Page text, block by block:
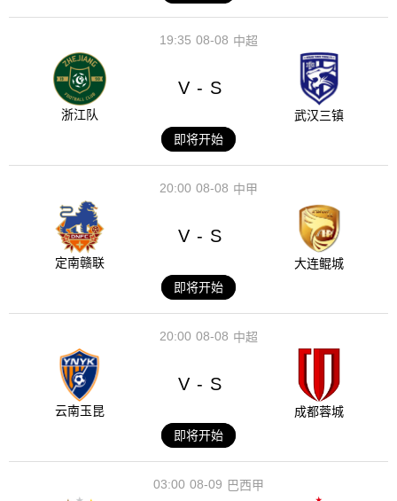
08-08
19:35 中超
浙江队
V - S
武汉三镇
即将开始
08-08
20:00 中甲
定南赣联
V - S
大连鲲城
即将开始
08-08
20:00 中超
云南玉昆
V - S
成都蓉城
即将开始
08-09
03:00 巴西甲